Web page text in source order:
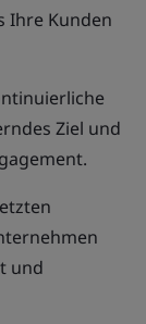
Ihre Kunden
Ziel und
und